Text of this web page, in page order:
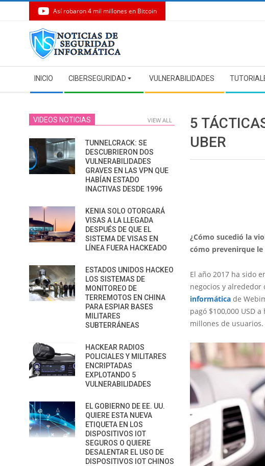
Así robaron 4 mil millones en Bitcoin
Navigation
Menu
INICIO CIBERSEGURIDAD VULNERABILIDADES
5
UBER
¿Cómo sucedió la
cómo prevenirque le
El año 2017 ha sido
negocios y
informática de
pagó $100,000 USD
millones de
VIDEOS NOTICIAS VIEW ALL
TUNNELCRACK: SE
DESCUBRIERON DOS
VULNERABILIDADES
GRAVES EN LAS VPN QUE
HABÍAN ESTADO
INACTIVAS DESDE 1996
KENIA SOLO OTORGARÁ
VISAS A LA LLEGADA
DESPUÉS DE QUE EL
SISTEMA DE VISAS EN
LÍNEA FUERA HACKEADO
ESTADOS UNIDOS HACKEO
LOS SISTEMAS DE
MONITOREO DE
TERREMOTOS EN CHINA
PARA ESPIAR BASES
MILITARES
SUBTERRÁNEAS
HACKEAR RADIOS
POLICIALES Y MILITARES
ENCRIPTADAS
EXPLOTANDO 5
VULNERABILIDADES
EL GOBIERNO DE EE. UU.
QUIERE ESTA NUEVA
ETIQUETA EN LOS
DISPOSITIVOS IOT
SEGUROS O QUIERE
DESALENTAR EL USO DE
DISPOSITIVOS IOT CHINOS